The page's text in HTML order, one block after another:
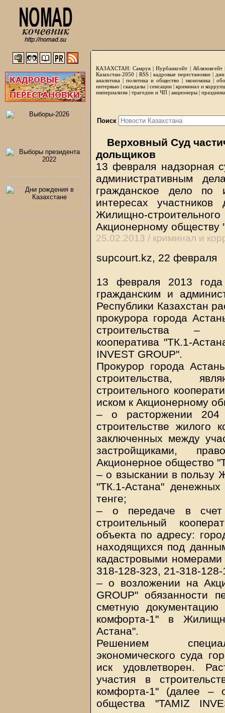
КАЗАХСТАН: Самрук |Нурбанкгейт | Аблязовгейт
Казахстан-2050 | RSS|кадровые перестановки|
аналитика | политика и общество | экономика |
интервью |скандалы | сенсации|криминал и
империализм | трагедии и ЧП | акционеры |
Поиск
Верховный Суд
дольщиков
13 февраля надзорная
административным
гражданское дело по
интересах участников
Жилищно-
Акционерному обществу
25.02.2013 / криминал и
supcourt.kz, 22 февраля
13 февраля 2013 года
гражданским и
Республики Казахстан
прокурора города
строительства –
кооператива "ТК.1-
INVEST GROUP".
Прокурор города
строительства,
строительного
иском к Акционерному
– о расторжении 204
строительстве жилого
заключенных между
застройщиками,
Акционерное общество
– о взыскании в пользу
"ТК.1-Астана"
тенге;
– о передаче в
строительный
объекта по адресу:
находящихся под
кадастровыми
318-128-323, 21-318-128-
– о возложении на
GROUP" обязанности
сметную
комфорта-1" в
Астана".
Решением
экономического суда
иск удовлетворен.
участия в
комфорта-1" (далее –
общества "TAMIZ